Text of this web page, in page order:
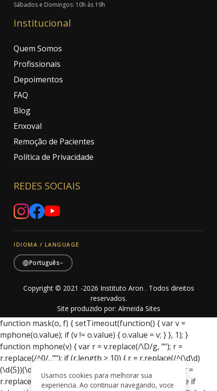
Sábados e Domingos: 10h às 19h
Institucional
Quem Somos
Profissionais
Depoimentos
FAQ
Blog
Enxoval
Remoção de Pacientes
Política de Privacidade
REDES SOCIAIS
IDIOMA / LANGUAGE
Português
Copyright © 2021 -2026 Instituto Aron . Todos direitos
reservados.
Site produzido por: Almeida Sites
Usamos cookies para melhorar sua
experiencia. Ao continuar navegando, voce
function mask(o, f) { setTimeout(function() { var v =
mphone(o.value); if (v != o.value) { o.value = v; } }, 1); }
function mphone(v) { var r = v.replace(/\D/g, ""); r =
r.replace(/^0/, ""); if (r.length > 10) { r = r.replace(/^(\d\d)
(\d{5})(\d{4}).*/, "($1)$2-$3"); } else if (r.length > 5) { r =
r.replace(/^(\d\d)(\d{4})(\d{0,4}).*/, "($1)$2-$3"); } else if